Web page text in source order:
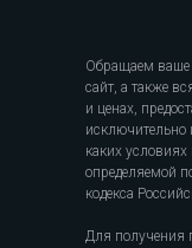
Обращаем ваше
сайт, а также
и ценах,
каких
определяемой
кодекса
Для получения